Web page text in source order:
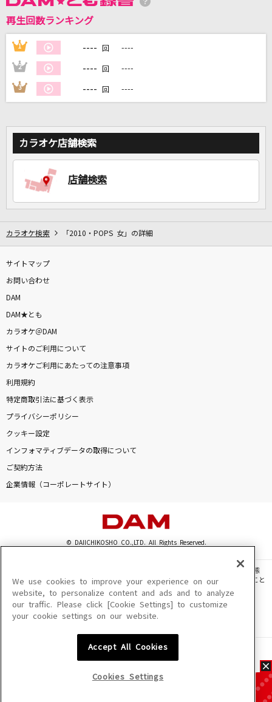
キタニタツヤ
イチジク煙 (TV Size)
ずっと真夜中でいいのに。
カラオケをもっと楽しもう！
再生回数ランキング
1 ---- 回 ----
2 ---- 回 ----
3 ---- 回 ----
カラオケ店舗検索
店舗検索
カラオケ検索 「2010・POPS 女」の詳細
サイトマップ
お問い合わせ
DAM
DAM★とも
カラオケ＠DAM
サイトのご利用について
カラオケご利用にあたっての注意事項
利用規約
特定商取引法に基づく表示
プライバシーポリシー
クッキー設定
インフォマティブデータの取得について
ご契約方法
企業情報（コーポレートサイト）
© DAIICHIKOSHO CO.,LTD. All Rights Reserved.
このサイトに掲載されている一切の文章・画像・写真・動画・音声等を、手段や形態
を問わず、著作権法の定める範囲を超えて無断で複製、転載、ファイル化などすること
を禁じます。
楽曲及びコンテンツは、機種によりご利用いただけない場合があります。
楽曲及びコンテンツの配信日、配信内容が変更になる場合があります。
We use cookies to improve your experience on our
website, to personalize content and ads and to analyze
our traffic. Please click [Cookie Settings] to customize
your cookie settings on our website.
Accept All Cookies
Cookies Settings